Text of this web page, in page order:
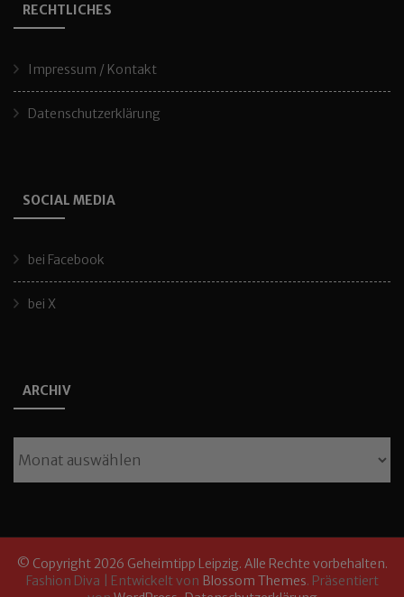
RECHTLICHES
Impressum / Kontakt
Datenschutzerklärung
SOCIAL MEDIA
bei Facebook
bei X
ARCHIV
© Copyright 2026 Geheimtipp Leipzig. Alle Rechte vorbehalten.
Fashion Diva | Entwickelt von Blossom Themes. Präsentiert